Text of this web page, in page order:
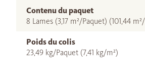
Contenu du paquet
8 Lames (3,17 m²/Paquet) (101,44
Poids du colis
23,49 kg/Paquet (7,41 kg/m²)